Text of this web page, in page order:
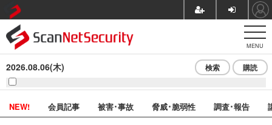
MENU
2026.08.06(木) 検索 購読
NEW! 会員記事 被害･事故 脅威･脆弱性 調査･報告